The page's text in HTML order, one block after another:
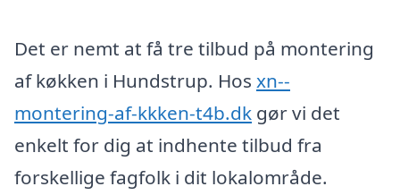
Det er nemt at få tre tilbud på montering
af køkken i Hundstrup. Hos xn--
montering-af-kkken-t4b.dk gør vi det
enkelt for dig at indhente tilbud fra
forskellige fagfolk i dit lokalområde.